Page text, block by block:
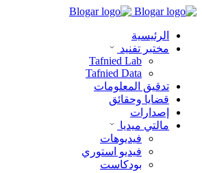
الرئيسية
مختبر تفنيد
Tafnied Lab
Tafnied Data
تدقيق المعلومات
قضايا وحقائق
إصدارات
مالتي ميديا
فيديوهات
فيديو استوري
بودكاست